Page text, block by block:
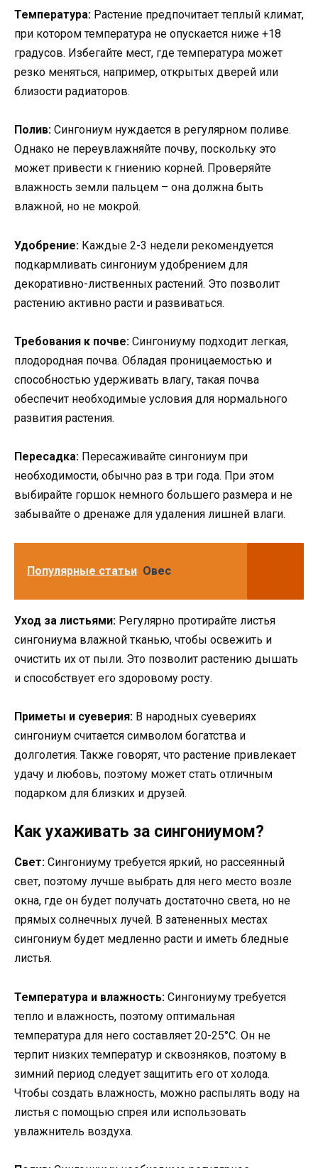
Температура: Растение предпочитает теплый климат,
при котором температура не опускается ниже +18
градусов. Избегайте мест, где температура может
резко меняться, например, открытых дверей или
близости радиаторов.
Полив: Сингониум нуждается в регулярном поливе.
Однако не переувлажняйте почву, поскольку это
может привести к гниению корней. Проверяйте
влажность земли пальцем – она должна быть
влажной, но не мокрой.
Удобрение: Каждые 2-3 недели рекомендуется
подкармливать сингониум удобрением для
декоративно-лиственных растений. Это позволит
растению активно расти и развиваться.
Требования к почве: Сингониуму подходит легкая,
плодородная почва. Обладая проницаемостью и
способностью удерживать влагу, такая почва
обеспечит необходимые условия для нормального
развития растения.
Пересадка: Пересаживайте сингониум при
необходимости, обычно раз в три года. При этом
выбирайте горшок немного большего размера и не
забывайте о дренаже для удаления лишней влаги.
Популярные статьи Овес
Уход за листьями: Регулярно протирайте листья
сингониума влажной тканью, чтобы освежить и
очистить их от пыли. Это позволит растению дышать
и способствует его здоровому росту.
Приметы и суеверия: В народных суевериях
сингониум считается символом богатства и
долголетия. Также говорят, что растение привлекает
удачу и любовь, поэтому может стать отличным
подарком для близких и друзей.
Как ухаживать за сингониумом?
Свет: Сингониуму требуется яркий, но рассеянный
свет, поэтому лучше выбрать для него место возле
окна, где он будет получать достаточно света, но не
прямых солнечных лучей. В затененных местах
сингониум будет медленно расти и иметь бледные
листья.
Температура и влажность: Сингониуму требуется
тепло и влажность, поэтому оптимальная
температура для него составляет 20-25°C. Он не
терпит низких температур и сквозняков, поэтому в
зимний период следует защитить его от холода.
Чтобы создать влажность, можно распылять воду на
листья с помощью спрея или использовать
увлажнитель воздуха.